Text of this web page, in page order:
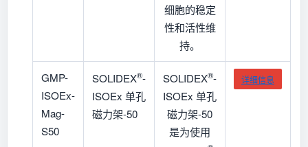
细胞的稳定
性和活性维
持。
GMP-
ISOEx-
Mag-
S50
SOLIDEX®-
ISOEx 单孔
磁力架-50
SOLIDEX®-
ISOEx 单孔
磁力架-50
是为使用
详细信息